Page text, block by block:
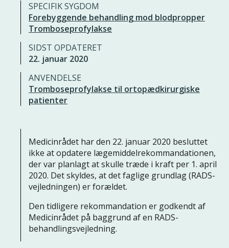
SPECIFIK SYGDOM
Forebyggende behandling mod blodpropper
Tromboseprofylakse
SIDST OPDATERET
22. januar 2020
ANVENDELSE
Tromboseprofylakse til ortopædkirurgiske
patienter
Medicinrådet har den 22. januar 2020 besluttet
ikke at opdatere lægemiddelrekommandationen,
der var planlagt at skulle træde i kraft per 1. april
2020. Det skyldes, at det faglige grundlag (RADS-
vejledningen) er forældet.
Den tidligere rekommandation er godkendt af
Medicinrådet på baggrund af en RADS-
behandlingsvejledning.